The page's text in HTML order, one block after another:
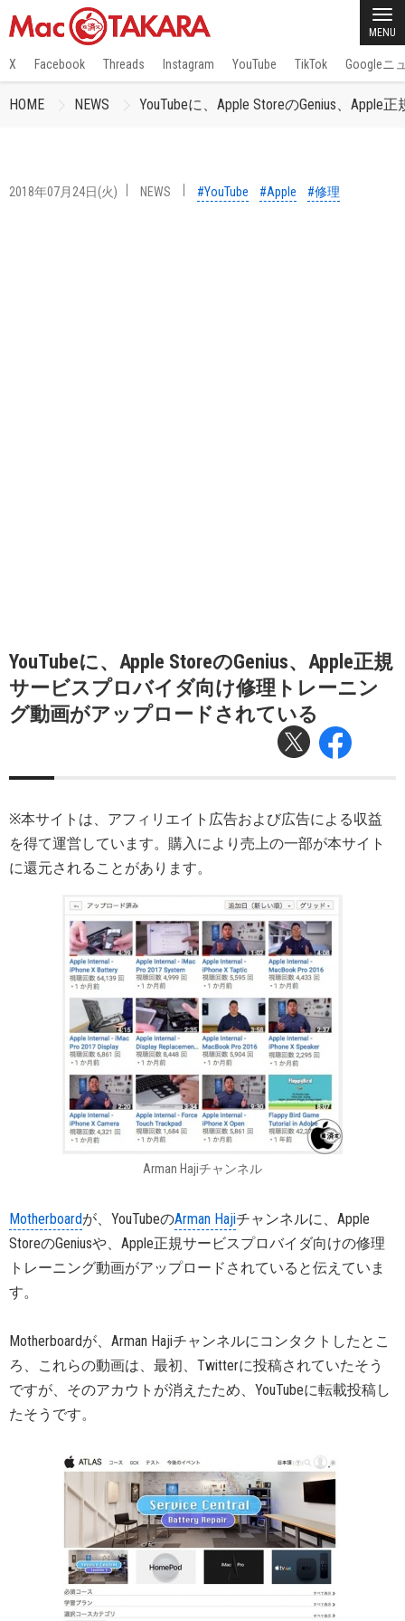
MENU
X Facebook Threads Instagram YouTube TikTok Googleニ
HOME NEWS YouTubeに、Apple StoreのGenius、
2018年07月24日(火) NEWS #YouTube #Apple #修理
YouTubeに、Apple StoreのGenius、Apple正規
サービスプロバイダ向け修理トレーニン
グ動画がアップロードされている
※本サイトは、アフィリエイト広告および広告による収益
を得て運営しています。購入により売上の一部が本サイト
に還元されることがあります。
Arman Hajiチャンネル
Motherboardが、YouTubeのArman Hajiチャンネルに、Apple
StoreのGeniusや、Apple正規サービスプロバイダ向けの修理
トレーニング動画がアップロードされていると伝えていま
す。
Motherboardが、Arman Hajiチャンネルにコンタクトしたとこ
ろ、これらの動画は、最初、Twitterに投稿されていたそう
ですが、そのアカウトが消えたため、YouTubeに転載投稿し
たそうです。